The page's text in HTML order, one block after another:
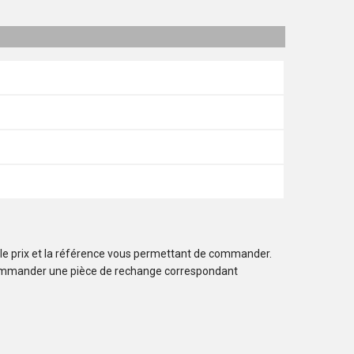
prix et la référence vous permettant de commander.
une pièce de rechange correspondant